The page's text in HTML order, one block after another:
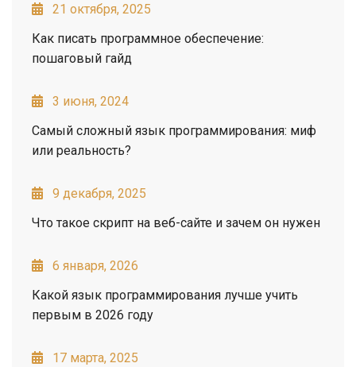
21 октября, 2025
Как писать программное обеспечение:
пошаговый гайд
3 июня, 2024
Самый сложный язык программирования: миф
или реальность?
9 декабря, 2025
Что такое скрипт на веб-сайте и зачем он нужен
6 января, 2026
Какой язык программирования лучше учить
первым в 2026 году
17 марта, 2025